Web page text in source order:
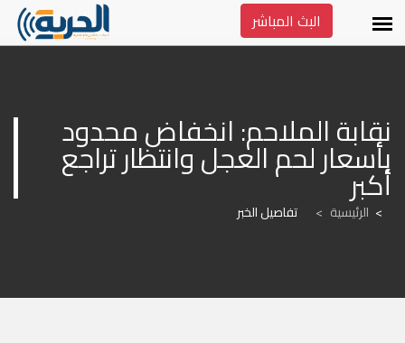
البث المباشر
أكبر
الرئيسية > تفاصيل الخبر